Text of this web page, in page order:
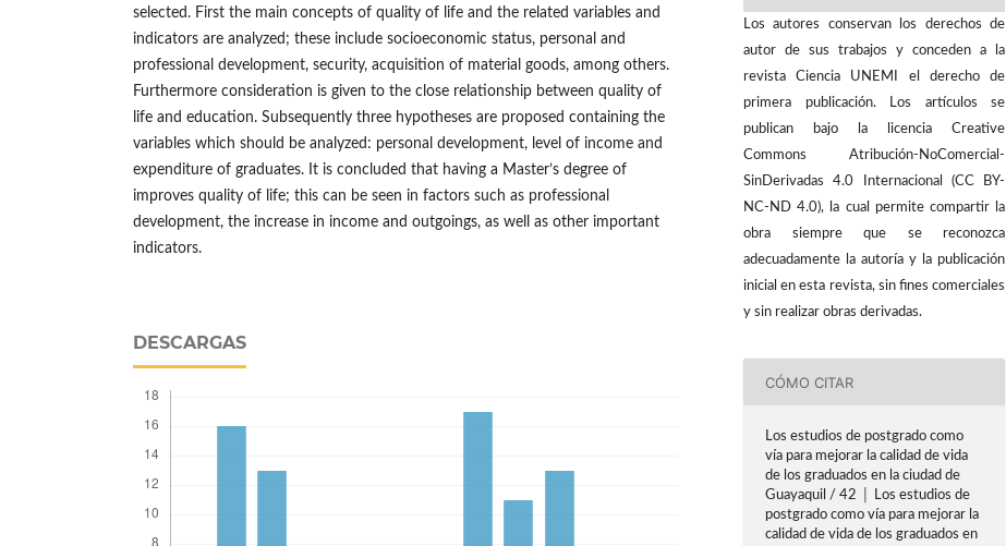
selected. First the main concepts of quality of life and the related variables and
indicators are analyzed; these include socioeconomic status, personal and
professional development, security, acquisition of material goods, among others.
Furthermore consideration is given to the close relationship between quality of
life and education. Subsequently three hypotheses are proposed containing the
variables which should be analyzed: personal development, level of income and
expenditure of graduates. It is concluded that having a Master’s degree of
improves quality of life; this can be seen in factors such as professional
development, the increase in income and outgoings, as well as other important
indicators.
DESCARGAS
Los autores conservan los derechos de
autor de sus trabajos y conceden a la
revista Ciencia UNEMI el derecho de
primera publicación. Los artículos se
publican bajo la licencia Creative
Commons Atribución-NoComercial-
SinDerivadas 4.0 Internacional (CC BY-
NC-ND 4.0), la cual permite compartir la
obra siempre que se reconozca
adecuadamente la autoría y la publicación
inicial en esta revista, sin fines comerciales
y sin realizar obras derivadas.
CÓMO CITAR
Los estudios de postgrado como
vía para mejorar la calidad de vida
de los graduados en la ciudad de
Guayaquil / 42 │ Los estudios de
postgrado como vía para mejorar la
calidad de vida de los graduados en